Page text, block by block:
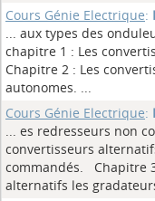
Cours Génie Electrique:
... aux types des
chapitre 1 : Les
Chapitre 2 : Les
autonomes. ...
Cours Génie Electrique:
... es redresseurs non
convertisseurs
commandés. Chapitre
alternatifs les